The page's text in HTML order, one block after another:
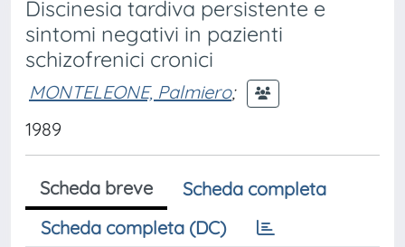
Discinesia tardiva persistente e
sintomi negativi in pazienti
schizofrenici cronici
MONTELEONE, Palmiero;
1989
Scheda breve
Scheda completa
Scheda completa (DC)